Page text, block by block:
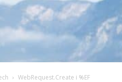
WebRequest.Create i %EF